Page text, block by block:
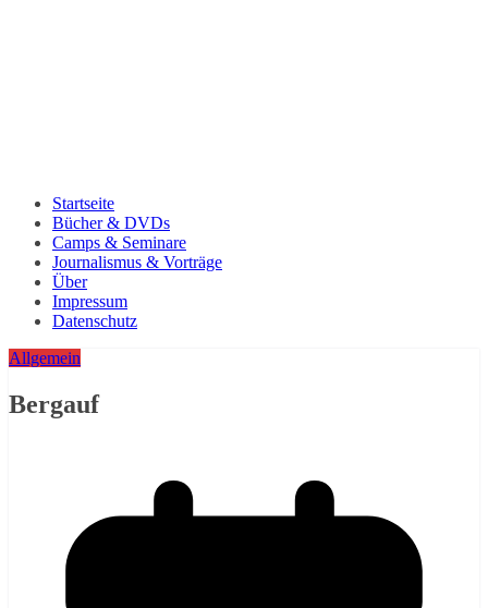
Startseite
Bücher & DVDs
Camps & Seminare
Journalismus & Vorträge
Über
Impressum
Datenschutz
Allgemein
Bergauf